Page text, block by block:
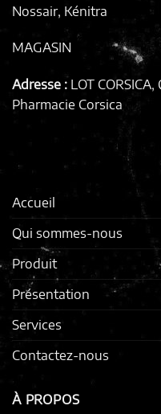
Nossair, Kénitra
MAGASIN
Adresse : LOT
Pharmacie Corsica
Accueil
Qui sommes-nous
Produit
Présentation
Services
Contactez-nous
À PROPOS